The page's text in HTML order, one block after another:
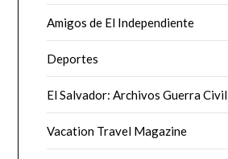
Amigos de El Independiente
Deportes
El Salvador: Archivos Guerra Civil
Vacation Travel Magazine